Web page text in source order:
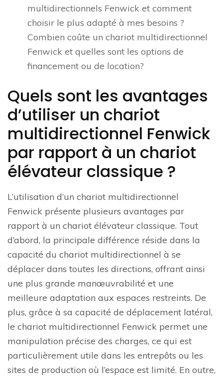
multidirectionnels Fenwick et comment
choisir le plus adapté à mes besoins ?
Combien coûte un chariot multidirectionnel
Fenwick et quelles sont les options de
financement ou de location?
Quels sont les avantages
d’utiliser un chariot
multidirectionnel Fenwick
par rapport à un chariot
élévateur classique ?
L’utilisation d’un chariot multidirectionnel
Fenwick présente plusieurs avantages par
rapport à un chariot élévateur classique. Tout
d’abord, la principale différence réside dans la
capacité du chariot multidirectionnel à se
déplacer dans toutes les directions, offrant ainsi
une plus grande manœuvrabilité et une
meilleure adaptation aux espaces restreints. De
plus, grâce à sa capacité de déplacement latéral,
le chariot multidirectionnel Fenwick permet une
manipulation précise des charges, ce qui est
particulièrement utile dans les entrepôts ou les
sites de production où l’espace est limité. En outre,